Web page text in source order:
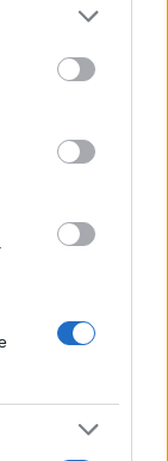
to third parties
more Google
including but
may click to
party tags to